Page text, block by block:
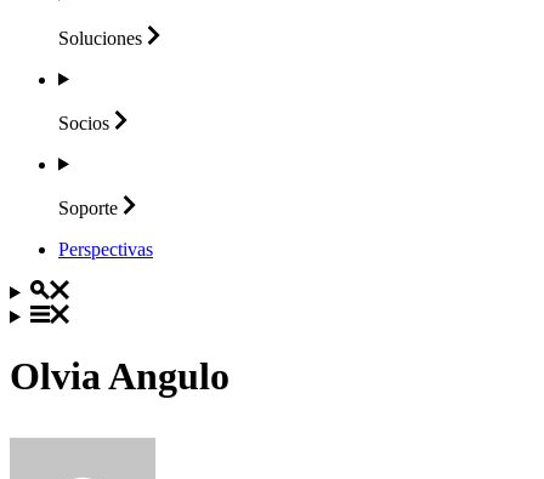
Soluciones
Socios
Soporte
Perspectivas
Olvia Angulo